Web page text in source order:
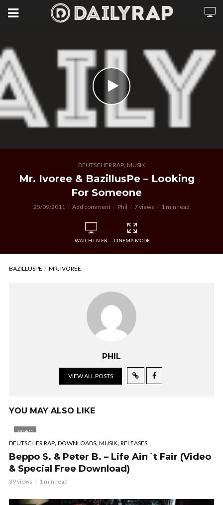
DEUTSCHER RAP, MUSIK
Mr. Ivoree & BazillusPe – Looking
For Someone
25/09/2011 Add comment Phil 7 views 1 min read
WATCH LATER CINEMA MODE
BAZILLUSPE MR. IVOREE
PHIL
VIEW ALL POSTS
YOU MAY ALSO LIKE
VIDEO
DEUTSCHER RAP, DOWNLOADS, MUSIK, RELEASES
Beppo S. & Peter B. – Life Ain´t Fair (Video
& Special Free Download)
39 views 1 min read